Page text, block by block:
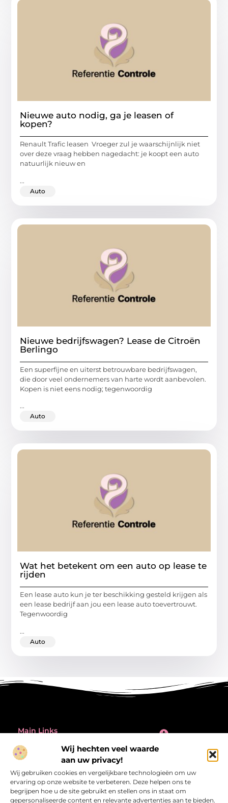
Wij hechten veel waarde
aan uw privacy!
Wij gebruiken cookies en vergelijkbare technologieën om uw
ervaring op onze website te verbeteren. Deze helpen ons te
begrijpen hoe u de site gebruikt en stellen ons in staat om
gepersonaliseerde content en relevante advertenties aan te bieden.
Nieuwe auto nodig, ga je leasen of
kopen?
Renault Trafic leasen Vroeger zul je waarschijnlijk niet
over deze vraag hebben nagedacht: je koopt een auto
natuurlijk nieuw en
...
Auto
Nieuwe bedrijfswagen? Lease de Citroën
Berlingo
Een superfijne en uiterst betrouwbare bedrijfswagen,
die door veel ondernemers van harte wordt aanbevolen.
Kopen is niet eens nodig; tegenwoordig
...
Auto
Wat het betekent om een auto op lease te
rijden
Een lease auto kun je ter beschikking gesteld krijgen als
een lease bedrijf aan jou een lease auto toevertrouwt.
Tegenwoordig
...
Auto
Main Links
@2025 All Right Reserved.
www.referentiecontrole.nl
Bericht categorie